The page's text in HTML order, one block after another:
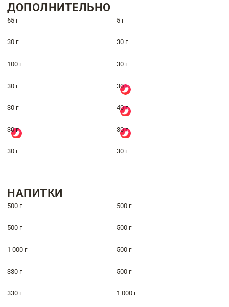
ДОПОЛНИТЕЛЬНО
65 г 5 г
30 г 30 г
100 г 30 г
30 г 30 г
30 г 40 г
30 г 30 г
30 г 30 г
НАПИТКИ
500 г 500 г
500 г 500 г
1 000 г 500 г
330 г 500 г
330 г 1 000 г